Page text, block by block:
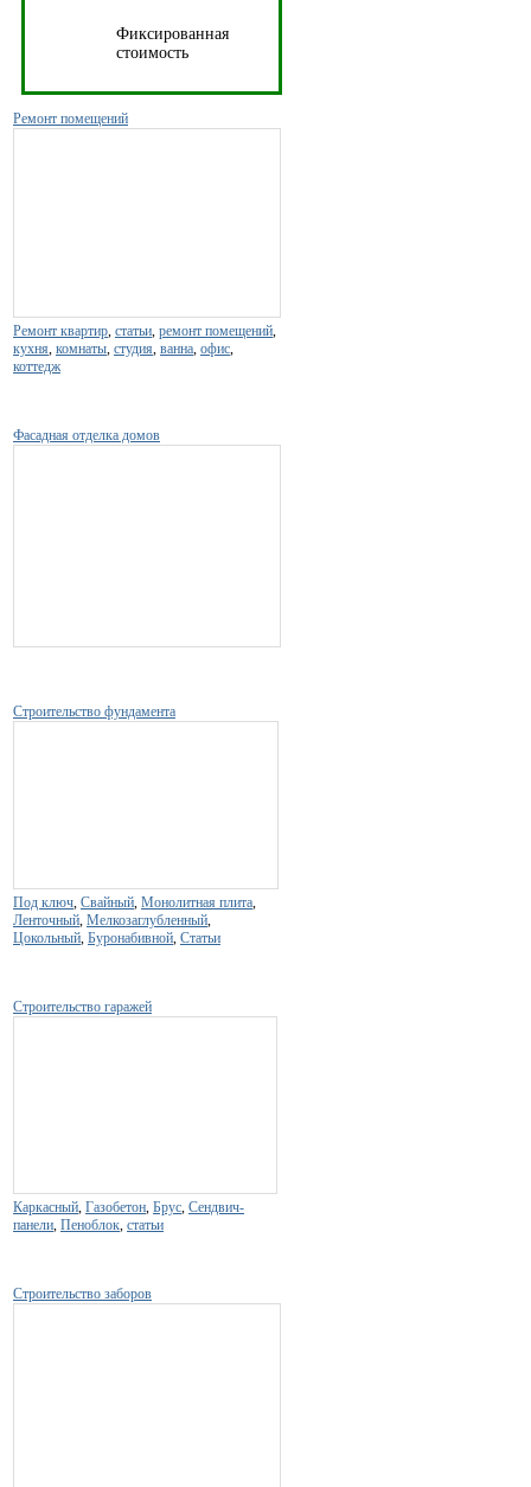
Фиксированная
стоимость
Ремонт помещений
Ремонт квартир статьи ремонт помещений
кухня комнаты студия ванна офис
коттедж
Фасадная отделка домов
Строительство фундамента
Под ключ Свайный Монолитная плита
Ленточный Мелкозаглубленный
Цокольный Буронабивной Статьи
Строительство гаражей
Каркасный Газобетон Брус Сендвич-
панели Пеноблок статьи
Строительство заборов